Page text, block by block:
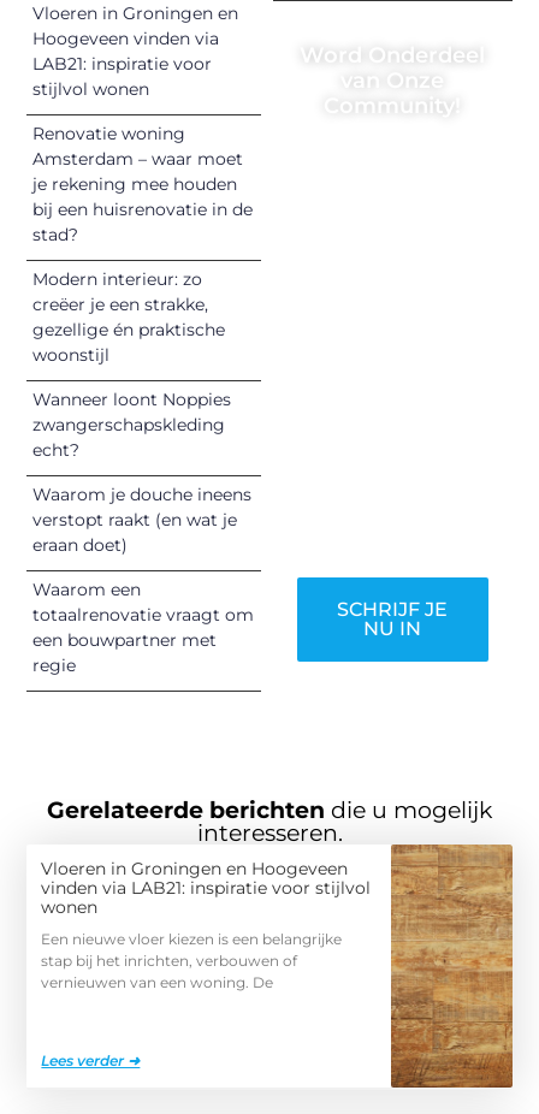
Vloeren in Groningen en
Hoogeveen vinden via
LAB21: inspiratie voor
stijlvol wonen
Renovatie woning
Amsterdam – waar moet
je rekening mee houden
bij een huisrenovatie in de
stad?
Modern interieur: zo
creëer je een strakke,
gezellige én praktische
woonstijl
Wanneer loont Noppies
zwangerschapskleding
echt?
Waarom je douche ineens
verstopt raakt (en wat je
eraan doet)
Waarom een
totaalrenovatie vraagt om
een bouwpartner met
regie
Word Onderdeel
van Onze
Community!
SCHRIJF JE
NU IN
Gerelateerde berichten die u mogelijk
interesseren.
Vloeren in Groningen en Hoogeveen
vinden via LAB21: inspiratie voor stijlvol
wonen
Een nieuwe vloer kiezen is een belangrijke
stap bij het inrichten, verbouwen of
vernieuwen van een woning. De
Lees verder ➜